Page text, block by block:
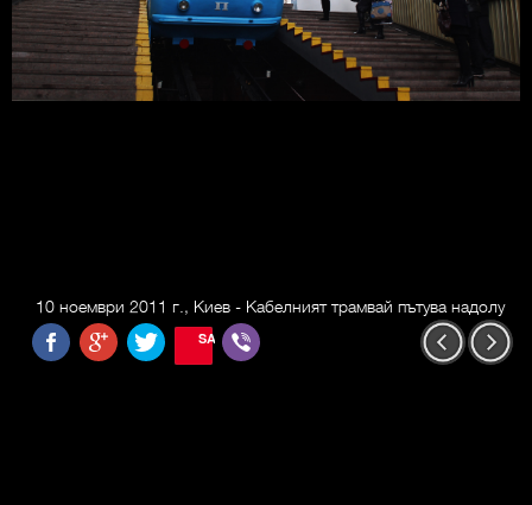
10 ноември 2011 г., Киев - Кабелният трамвай пътува надолу
SAVE